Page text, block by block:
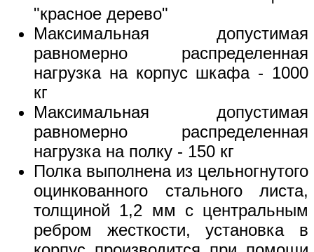
"красное дерево"
Максимальная допустимая
равномерно распределенная
нагрузка на корпус шкафа - 1000
кг
Максимальная допустимая
равномерно распределенная
нагрузка на полку - 150 кг
Полка выполнена из цельногнутого
оцинкованного стального листа,
толщиной 1,2 мм с центральным
ребром жесткости, установка в